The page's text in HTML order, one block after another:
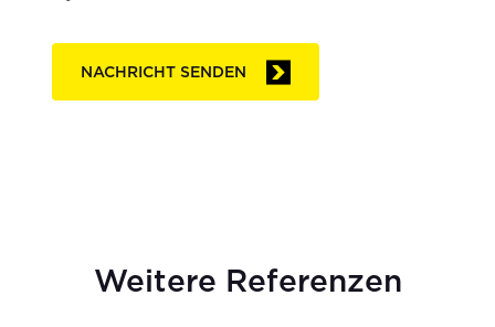
NACHRICHT SENDEN
Weitere Referenzen